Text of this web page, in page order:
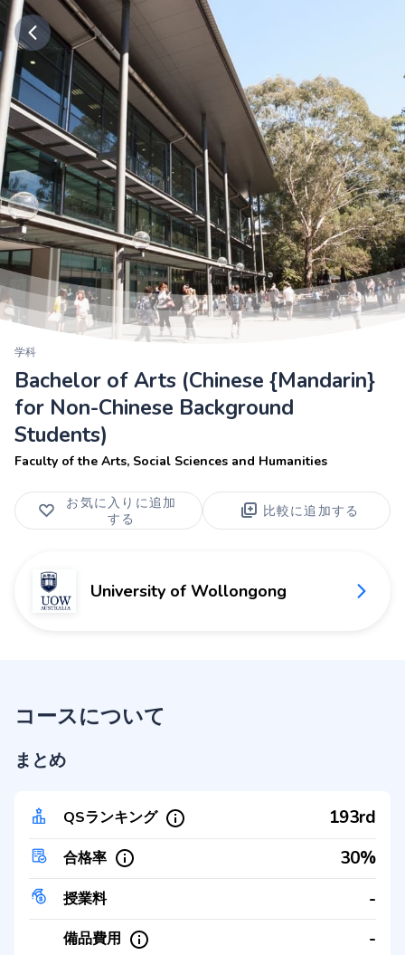
学科
Bachelor of Arts (Chinese {Mandarin}
for Non-Chinese Background
Students)
Faculty of the Arts, Social Sciences and Humanities
お気に入りに追加
する
比較に追加する
University of Wollongong
コースについて
まとめ
QSランキング 193rd
合格率 30%
授業料 -
備品費用 -